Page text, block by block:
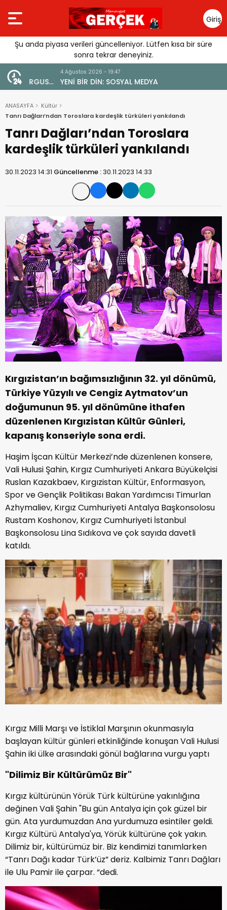
Giriş
Yap
Şu anda piyasa verileri güncelleniyor. Lütfen kısa bir süre
sonra tekrar deneyiniz.
4 Ağustos 2026 - 19:47
YENİ BİR DİN: SOSYAL MEDYA
ANASAYFA
Kültür
Tanrı Dağları’ndan Toroslara kardeşlik türküleri yankılandı
Tanrı Dağları’ndan Toroslara
kardeşlik türküleri yankılandı
30.11.2023 14:31 Güncellenme :30.11.2023 14:33
Kırgızistan’ın bağımsızlığının 32. yıl dönümü,
Türkiye Yüzyılı ve Cengiz Aytmatov’un
doğumunun 95. yıl dönümüne ithafen
düzenlenen Kırgızistan Kültür Günleri,
kapanış konseriyle sona erdi.
Haşim İşcan Kültür Merkezi’nde düzenlenen konsere,
Vali Hulusi Şahin, Kırgız Cumhuriyeti Ankara Büyükelçisi
Ruslan Kazakbaev, Kırgızistan Kültür, Enformasyon,
Spor ve Gençlik Politikası Bakan Yardımcısı Timurlan
Azhymaliev, Kırgız Cumhuriyeti Antalya Başkonsolosu
Rustam Koshonov, Kırgız Cumhuriyeti İstanbul
Başkonsolosu Lina Sıdıkova ve çok sayıda davetli
katıldı.
Kırgız Milli Marşı ve İstiklal Marşının okunmasıyla
başlayan kültür günleri etkinliğinde konuşan Vali Hulusi
Şahin iki ülke arasındaki gönül bağlarına vurgu yaptı
"Dilimiz Bir Kültürümüz Bir"
Kırgız kültürünün Yörük Türk kültürüne yakınlığına
değinen Vali Şahin "Bu gün Antalya için çok güzel bir
gün. Ata yurdumuzdan Ana yurdumuza esintiler geldi.
Kırgız Kültürü Antalya'ya, Yörük kültürüne çok yakın.
Dilimiz bir, kültürümüz bir. Biz kendimizi tanımlarken
“Tanrı Dağı kadar Türk’üz” deriz. Kalbimiz Tanrı Dağları
ile Ulu Pamir ile çarpar. “dedi.